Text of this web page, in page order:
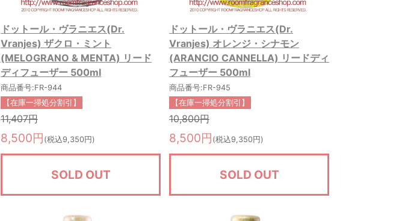
ドットール・ヴラニエス(Dr.
Vranjes) ザクロ・ミント
(MELOGRANO & MENTA) リード
ディフューザー 500ml
商品番号:FR-944
【在庫一掃処分割引】
11,407円
8,500円 (税込9,350円)
SOLD OUT
ドットール・ヴラニエス(Dr.
Vranjes) オレンジ・シナモン
(ARANCIO CANNELLA) リードディ
フューザー 500ml
商品番号:FR-945
【在庫一掃処分割引】
10,800円
8,500円 (税込9,350円)
SOLD OUT